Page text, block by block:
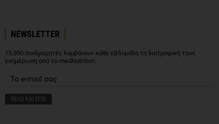
NEWSLETTER
15.000 συνδρομητές λαμβάνουν κάθε εβδομάδα τη διατροφική τους
ενημέρωση από το medNutrition.